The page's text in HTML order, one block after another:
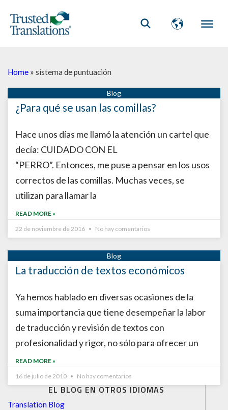
EL BLOG EN OTROS IDIOMAS
Translation Blog
Home » sistema de puntuación
¿Para qué se usan las comillas?
Hace unos días me llamó la atención un cartel que
decía: CUIDADO CON EL
“PERRO”. Entonces, me puse a pensar en los usos
correctos de las comillas. Muchas veces, se
utilizan para llamar la
READ MORE »
22 de noviembre de 2016
No hay comentarios
La traducción de textos económicos
Ya hemos hablado en diversas ocasiones de la
suma importancia que tiene desempeñar la labor
de traducción y revisión de textos con
profesionalidad y rigor, no sólo para ofrecer un
READ MORE »
16 de julio de 2010
No hay comentarios